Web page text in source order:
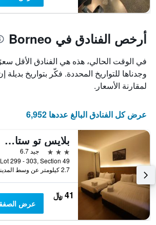
أرخص الفنادق في Borneo
وجدناها للتواريخ المحددة. فكّر بتواريخ
لمقارنة الأسعار.
عرض كل الفنادق البالغ عددها 6,952
بلايس تو ستاي بزنس هوتل - ووترفرونت
3 نجوم
جيد 6.7
2.7 كيلومتر عن وسط المدينة
41 ﷼
عرض